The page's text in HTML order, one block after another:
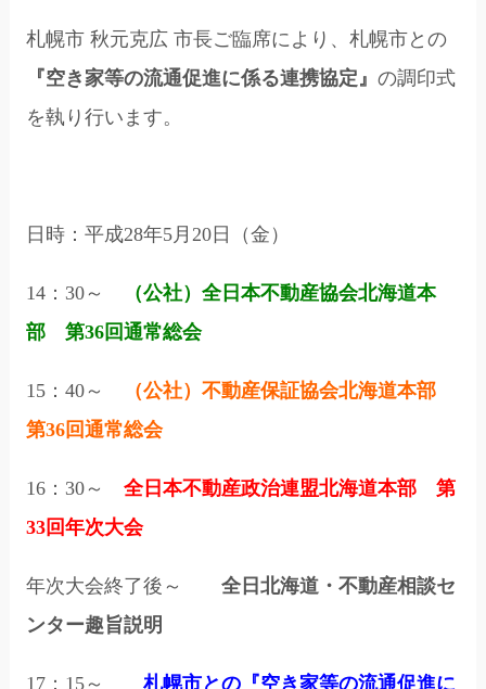
札幌市 秋元克広 市長ご臨席により、札幌市との
『空き家等の流通促進に係る連携協定』 の調印式
を執り行います。
日時：平成28年5月20日（金）
14：30～
（公社）全日本不動産協会北海道本
部 第36回通常総会
15：40～
（公社）不動産保証協会北海道本部
第36回通常総会
16：30～ 全日本不動産政治連盟北海道本部 第
33回年次大会
年次大会終了後～ 全日北海道・不動産相談セ
ンター趣旨説明
17：15～ 札幌市との『空き家等の流通促進に